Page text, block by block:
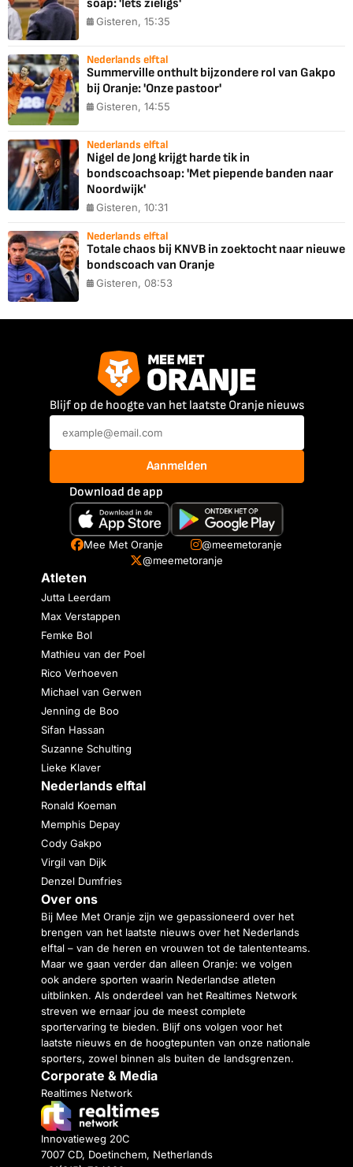
soap: 'Iets zieligs'
Gisteren, 15:35
Nederlands elftal
Summerville onthult bijzondere rol van Gakpo
bij Oranje: 'Onze pastoor'
Gisteren, 14:55
Nederlands elftal
Nigel de Jong krijgt harde tik in
bondscoachsoap: 'Met piepende banden naar
Noordwijk'
Gisteren, 10:31
Nederlands elftal
Totale chaos bij KNVB in zoektocht naar nieuwe
bondscoach van Oranje
Gisteren, 08:53
Blijf op de hoogte van het laatste Oranje nieuws
Aanmelden
Download de app
Mee Met Oranje
@meemetoranje
@meemetoranje
Atleten
Jutta Leerdam
Max Verstappen
Femke Bol
Mathieu van der Poel
Rico Verhoeven
Michael van Gerwen
Jenning de Boo
Sifan Hassan
Suzanne Schulting
Lieke Klaver
Nederlands elftal
Ronald Koeman
Memphis Depay
Cody Gakpo
Virgil van Dijk
Denzel Dumfries
Over ons
Bij Mee Met Oranje zijn we gepassioneerd over het
brengen van het laatste nieuws over het Nederlands
elftal – van de heren en vrouwen tot de talententeams.
Maar we gaan verder dan alleen Oranje: we volgen
ook andere sporten waarin Nederlandse atleten
uitblinken. Als onderdeel van het Realtimes Network
streven we ernaar jou de meest complete
sportervaring te bieden. Blijf ons volgen voor het
laatste nieuws en de hoogtepunten van onze nationale
sporters, zowel binnen als buiten de landsgrenzen.
Corporate & Media
Realtimes Network
Innovatieweg 20C
7007 CD, Doetinchem, Netherlands